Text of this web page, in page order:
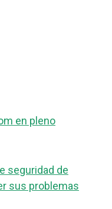
en pleno
seguridad de
sus problemas